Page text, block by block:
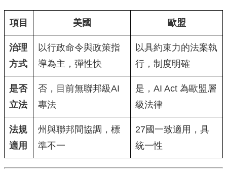
項目 美國 歐盟
治理
方式
以行政命令與政策指
導為主，彈性快
以具約束力的法案執
行，制度明確
是否
立法
否，目前無聯邦級AI
專法
是，AI Act 為歐盟層
級法律
法規
適用
州與聯邦間協調，標
準不一
27國一致適用，具
統一性